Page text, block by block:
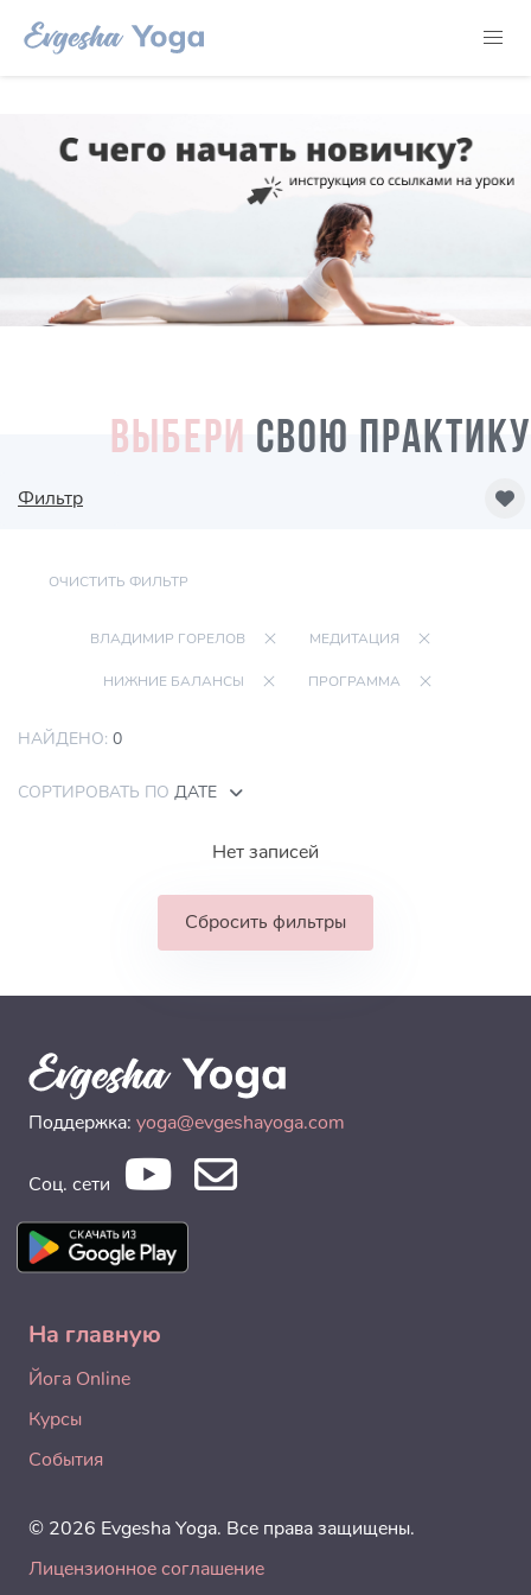
ВЫБЕРИ СВОЮ ПРАКТИКУ
Фильтр
ОЧИСТИТЬ ФИЛЬТР
ВЛАДИМИР ГОРЕЛОВ МЕДИТАЦИЯ
НИЖНИЕ БАЛАНСЫ ПРОГРАММА
НАЙДЕНО: 0
СОРТИРОВАТЬ ПО ДАТЕ
Нет записей
Сбросить фильтры
Поддержка: yoga@evgeshayoga.com
Соц. сети
На главную
Йога Online
Курсы
События
© 2026 Evgesha Yoga. Все права защищены.
Лицензионное соглашение